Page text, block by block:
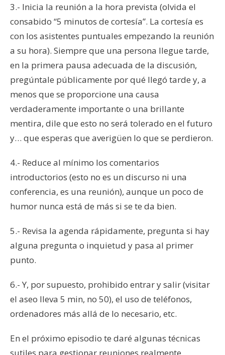
3.- Inicia la reunión a la hora prevista (olvida el
consabido “5 minutos de cortesía”. La cortesía es
con los asistentes puntuales empezando la reunión
a su hora). Siempre que una persona llegue tarde,
en la primera pausa adecuada de la discusión,
pregúntale públicamente por qué llegó tarde y, a
menos que se proporcione una causa
verdaderamente importante o una brillante
mentira, dile que esto no será tolerado en el futuro
y… que esperas que averigüen lo que se perdieron.
4.- Reduce al mínimo los comentarios
introductorios (esto no es un discurso ni una
conferencia, es una reunión), aunque un poco de
humor nunca está de más si se te da bien.
5.- Revisa la agenda rápidamente, pregunta si hay
alguna pregunta o inquietud y pasa al primer
punto.
6.- Y, por supuesto, prohibido entrar y salir (visitar
el aseo lleva 5 min, no 50), el uso de teléfonos,
ordenadores más allá de lo necesario, etc.
En el próximo episodio te daré algunas técnicas